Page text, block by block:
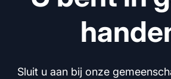
Sluit u aan bij onze